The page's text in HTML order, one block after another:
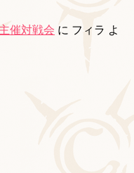
催対戦会 に フィラ よ